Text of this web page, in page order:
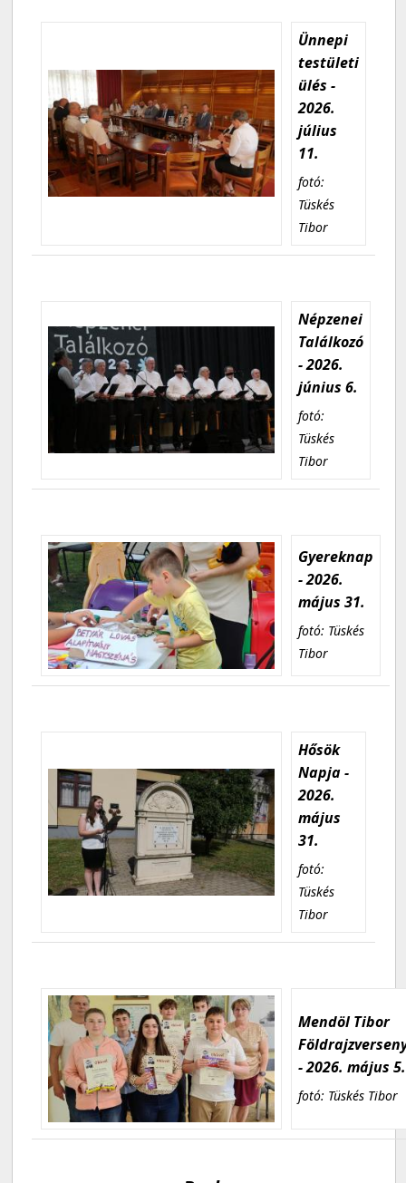
Ünnepi
testületi
ülés -
2026.
július
11.
fotó:
Tüskés
Tibor
Népzenei
Találkozó
- 2026.
június 6.
fotó:
Tüskés
Tibor
Gyereknap
- 2026.
május 31.
fotó: Tüskés
Tibor
Hősök
Napja -
2026.
május
31.
fotó:
Tüskés
Tibor
Mendöl Tibor
- 2026. május 5.
fotó: Tüskés Tibor